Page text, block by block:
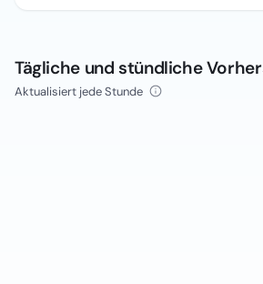
Tägliche und stündliche
Aktualisiert jede Stunde